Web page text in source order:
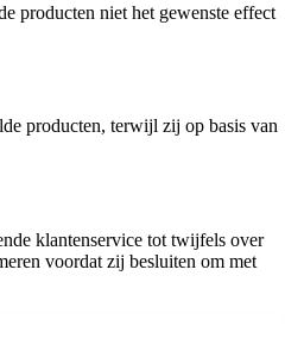
producten niet het gewenste effect
producten, terwijl zij op basis van
klantenservice tot twijfels over
voordat zij besluiten om met